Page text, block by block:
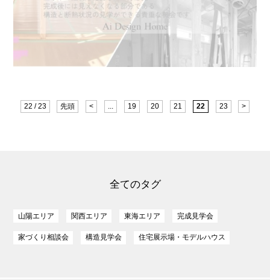
22 / 23 先頭 < 19 20 21 22 23 >
全てのタグ
山陽エリア 関西エリア 東海エリア 完成見学会
家づくり相談会 構造見学会 住宅展示場・モデルハウス